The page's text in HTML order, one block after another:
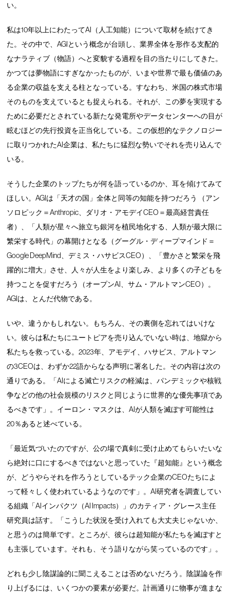
い。
私は10年以上にわたってAI（人工知能）について取材を続けてき
た。その中で、AGIという概念が台頭し、業界全体を形作る支配的
なナラティブ（物語）へと変貌する過程を目の当たりにしてきた。
かつては夢物語にすぎなかったものが、いまや世界で最も価値のあ
る企業の収益を支える柱となっている。すなわち、米国の株式市場
そのものを支えているとも捉えられる。それが、この夢を実現する
ために必要だとされている新たな発電所やデータセンターへの目が
眩むほどの先行投資を正当化している。この仮想的なテクノロジー
に取りつかれたAI企業は、私たちに猛烈な勢いでそれを売り込んで
いる。
そうした企業のトップたちが何を語っているのか、耳を傾けてみて
ほしい。AGIは「天才の国」全体と同等の知能を持つだろう （アン
ソロピック＝Anthropic、ダリオ・アモデイCEO＝最高経営責任
者）、「人類が星々へ旅立ち銀河を植民地化する、人類が最大限に
繁栄する時代」の幕開けとなる（グーグル・ディープマインド＝
Google DeepMind、デミス・ハサビスCEO）、「豊かさと繁栄を飛
躍的に増大」させ、人々が人生をより楽しみ、より多くの子どもを
持つことを促すだろう（オープンAI、サム・アルトマンCEO）。
AGIは、とんだ代物である。
いや、違うかもしれない。もちろん、その裏側を忘れてはいけな
い。彼らは私たちにユートピアを売り込んでいない時は、地獄から
私たちを救っている。2023年、アモデイ、ハサビス、アルトマン
の3CEOは、わずか22語からなる声明に署名した。その内容は次の
通りである。「AIによる滅亡リスクの軽減は、パンデミックや核戦
争などの他の社会規模のリスクと同じように世界的な優先事項であ
るべきです」。イーロン・マスクは、AIが人類を滅ぼす可能性は
20％あると述べている。
「最近気づいたのですが、公の場で真剣に受け止めてもらいたいな
ら絶対に口にするべきではないと思っていた『超知能』という概念
が、どうやらそれを作ろうとしているテック企業のCEOたちによ
って軽々しく使われているようなのです」。AI研究者を調査してい
る組織「AIインパクツ（AI Impacts）」のカティア・グレース主任
研究員は話す。「こうした状況を受け入れても大丈夫じゃないか、
と思うのは簡単です。ところが、彼らは超知能が私たちを滅ぼすと
も主張しています。それも、そう語りながら笑っているのです」。
どれも少し陰謀論的に聞こえることは否めないだろう。陰謀論を作
り上げるには、いくつかの要素が必要だ。計画通りに物事が進まな